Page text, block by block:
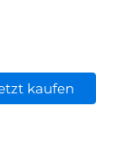
kaufen